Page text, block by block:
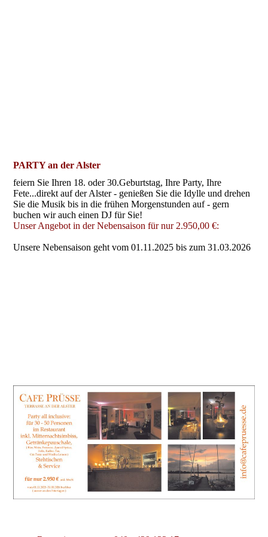
PARTY an der Alster
feiern Sie Ihren 18. oder 30.Geburtstag, Ihre Party, Ihre
Fete...direkt auf der Alster - genießen Sie die Idylle und drehen
Sie die Musik bis in die frühen Morgenstunden auf - gern
buchen wir auch einen DJ für Sie!
Unser Angebot in der Nebensaison für nur 2.950,00 €:
Unsere Nebensaison geht vom 01.11.2025 bis zum 31.03.2026